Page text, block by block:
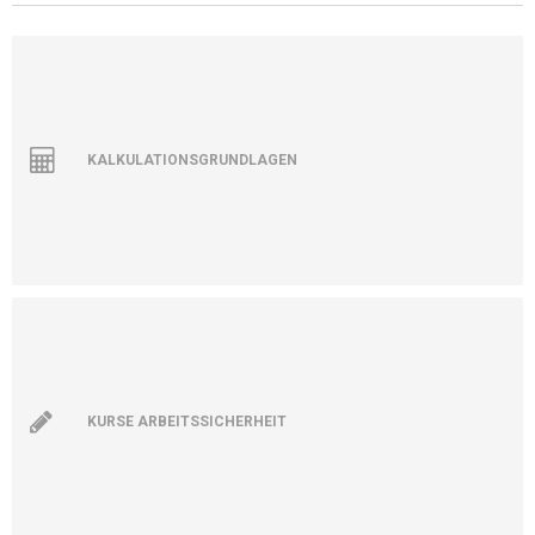
KALKULATIONSGRUNDLAGEN
KURSE ARBEITSSICHERHEIT